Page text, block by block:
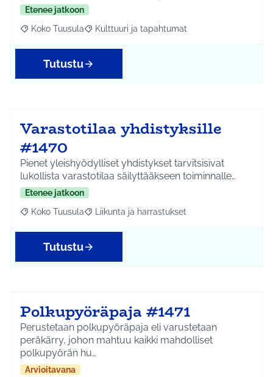
Etenee jatkoon
Rajaa tulokset aihepiirin mukaan: Koko Tuusula
Koko Tuusula Rajaa tulokset teeman mukaan: Kulttuuri ja
Kulttuuri ja tapahtumat
Tutustu
Varastotilaa yhdistyksille
#1470
Pienet yleishyödylliset yhdistykset tarvitsisivat
lukollista varastotilaa säilyttääkseen toiminnalle…
Etenee jatkoon
Rajaa tulokset aihepiirin mukaan: Koko Tuusula
Koko Tuusula Rajaa tulokset teeman mukaan: Liikunta ja
Liikunta ja harrastukset
Tutustu
Polkupyöräpaja #1471
Perustetaan polkupyöräpaja eli varustetaan
peräkärry, johon mahtuu kaikki mahdolliset
polkupyörän hu…
Arvioitavana